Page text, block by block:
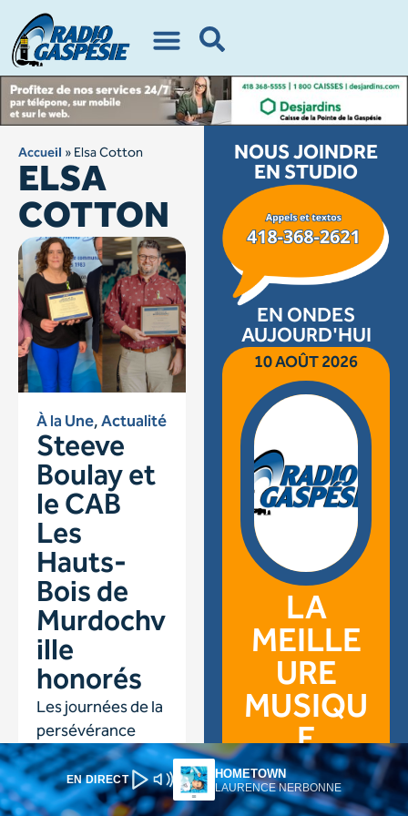
EN DIRECT HOMETOWN
LAURENCE NERBONNE